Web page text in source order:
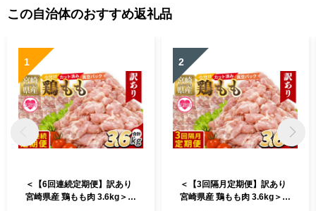
この自治体のおすすめ返礼品
1
＜【6回連続定期便】訳あり
宮崎県産 鶏もも肉 3.6kg＞ 3
2
＜【3回隔月定期便】訳あり
宮崎県産 鶏もも肉 3.6kg＞ 3